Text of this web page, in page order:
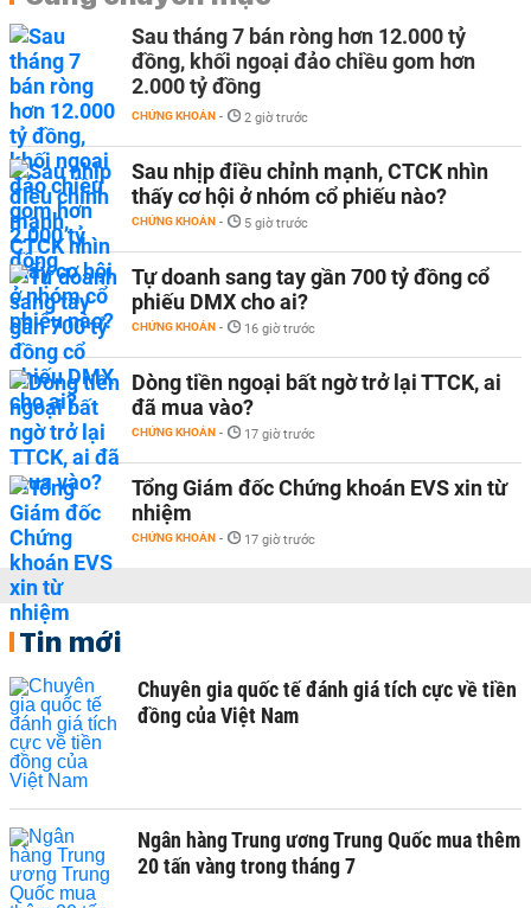
Sau tháng 7 bán ròng hơn 12.000 tỷ
đồng, khối ngoại đảo chiều gom hơn
2.000 tỷ đồng
CHỨNG KHOÁN - 2 giờ trước
Sau nhịp điều chỉnh mạnh, CTCK nhìn
thấy cơ hội ở nhóm cổ phiếu nào?
CHỨNG KHOÁN - 5 giờ trước
Tự doanh sang tay gần 700 tỷ đồng cổ
phiếu DMX cho ai?
CHỨNG KHOÁN - 16 giờ trước
Dòng tiền ngoại bất ngờ trở lại TTCK, ai
đã mua vào?
CHỨNG KHOÁN - 17 giờ trước
Tổng Giám đốc Chứng khoán EVS xin từ
nhiệm
CHỨNG KHOÁN - 17 giờ trước
Tin mới
Chuyên gia quốc tế đánh giá tích cực về tiền
đồng của Việt Nam
Ngân hàng Trung ương Trung Quốc mua thêm
20 tấn vàng trong tháng 7